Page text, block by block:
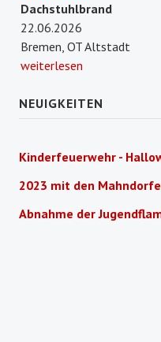
Dachstuhlbrand
22.06.2026
Bremen, OT Altstadt
weiterlesen
NEUIGKEITEN
Kinderfeuerwehr -
2023 mit den
Abnahme der